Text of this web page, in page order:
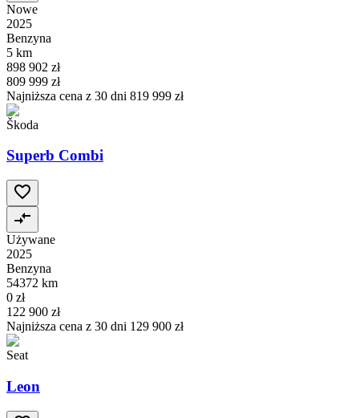
Nowe
2025
Benzyna
5 km
898 902 zł
809 999 zł
Najniższa cena z 30 dni 819 999 zł
Škoda
Superb Combi
Używane
2025
Benzyna
54372 km
0 zł
122 900 zł
Najniższa cena z 30 dni 129 900 zł
Seat
Leon